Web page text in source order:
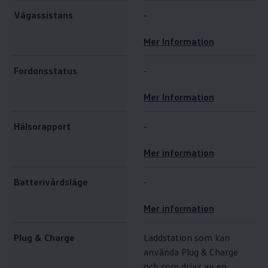
Vägassistans -
Mer Information
Fordonsstatus -
Mer Information
Hälsorapport -
Mer information
Batterivårdsläge -
Mer information
Plug & Charge
Laddstation som kan
använda Plug & Charge